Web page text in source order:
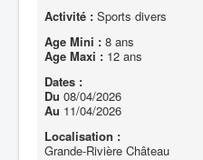
Activité : Sports divers
Age Mini : 8 ans
Age Maxi : 12 ans
Dates :
Du 08/04/2026
Au 11/04/2026
Localisation :
Grande-Rivière Château